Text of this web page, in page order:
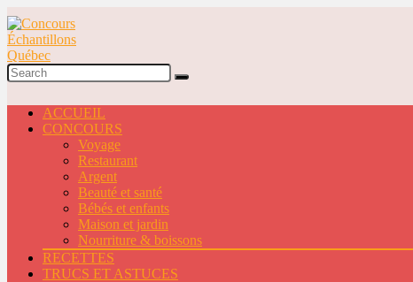
ACCUEIL
CONCOURS
Voyage
Restaurant
Argent
Beauté et santé
Bébés et enfants
Maison et jardin
Nourriture & boissons
RECETTES
TRUCS ET ASTUCES